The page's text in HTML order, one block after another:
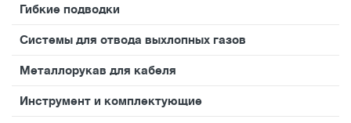
Гибкие подводки
Системы для отвода выхлопных газов
Металлорукав для кабеля
Инструмент и комплектующие